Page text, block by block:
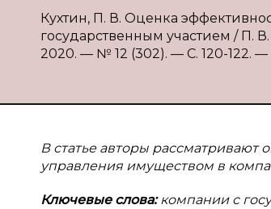
Кухтин, П. В. Оценка
государственным участием / П.
2020. — № 12 (302). — С. 120-122.
В статье авторы рассматривают
управления имуществом в
Ключевые слова:компании с